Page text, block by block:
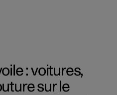
: voitures,
sur le